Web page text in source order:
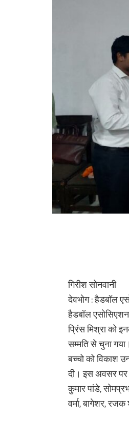
गिरीश सोनवानी
देवभोग : हैडबॉल
हैडबॉल
प्रिंस मिश्रा को
सम्मति से चुना
बच्चो को विकाश
दी। इस अवसर पर
कुमार पांडे,
वर्मा, बागेशर,